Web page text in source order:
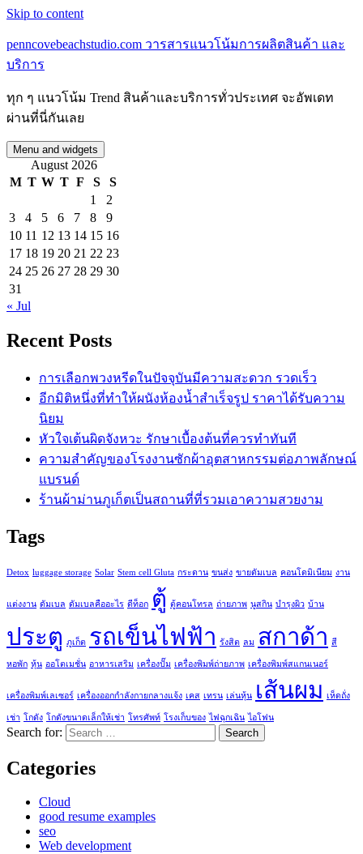
Skip to content
penncovebeachstudio.com วารสารแนวโน้มการผลิตสินค้า และ
บริการ
ทุก ๆ แนวโน้ม Trend สินค้าและบริการทั่วประเทศ จะอัพเดท
ผ่านที่นี่กันเลย
Menu and widgets
August 2026
M T W T F S
S
1
2
3
4 5 6 7 8
9
10 11 12 13 14 15 16
17 18 19 20 21 22 23
24 25 26 27 28 29 30
31
« Jul
Recent Posts
การเลือกพวงหรีดในปัจจุบันมีความสะดวก รวดเร็ว
อีกมิติหนึ่งที่ทำให้ผนังห้องน้ำสำเร็จรูป ราคาได้รับความ
นิยม
หัวใจเต้นผิดจังหวะ รักษาเบื้องต้นที่ควรทำทันที
ความสำคัญของโรงงานซักผ้าอุตสาหกรรมต่อภาพลักษณ์
แบรนด์
ร้านผ้าม่านภูเก็ตเป็นสถานที่ที่รวมเอาความสวยงาม
Tags
Detox luggage storage Solar Stem cell Gluta กระดาน ขนส่ง ขายดัมเบล คอนโดมิเนียม งาน
แต่งงาน ดัมเบล ดัมเบลคืออะไร ดีท็อก ตู้ ตู้คอนโทรล ถ่ายภาพ นูสกิน บำรุงผิว บ้าน
ประตู ภูเก็ต รถเข็นไฟฟ้า รังสิต ลม สกาด้า สี
หอพัก หุ้น ออโตเมชั่น อาหารเสริม เครื่องปั๊ม เครื่องพิมพ์ถ่ายภาพ เครื่องพิมพ์สแกนเนอร์
เครื่องพิมพ์เลเซอร์ เครื่องออกกำลังกายกลางแจ้ง เคส เทรน เล่นหุ้น เส้นผม เห็ดถั่ง
เช่า โกดัง โกดังขนาดเล็กให้เช่า โทรศัพท์ โรงเก็บของ ไฟฉุกเฉิน ไอโฟน
Search for:
Categories
Cloud
good resume examples
seo
Web development